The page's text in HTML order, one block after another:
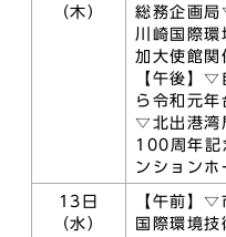
（木）
総務企画
川崎国際
加大使館関
【午後】▽
ら令和元
▽北出港湾
100周年記
ンションホ
13日
（水）
【午前】
国際環境